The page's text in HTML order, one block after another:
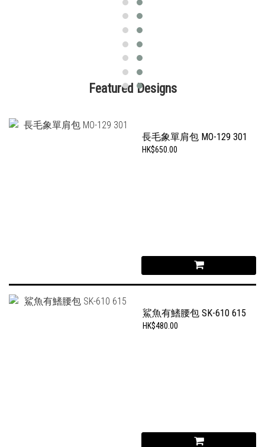
Featured Designs
長毛象單肩包 MO-129 301
HK$650.00
鯊魚有鰭腰包 SK-610 615
HK$480.00